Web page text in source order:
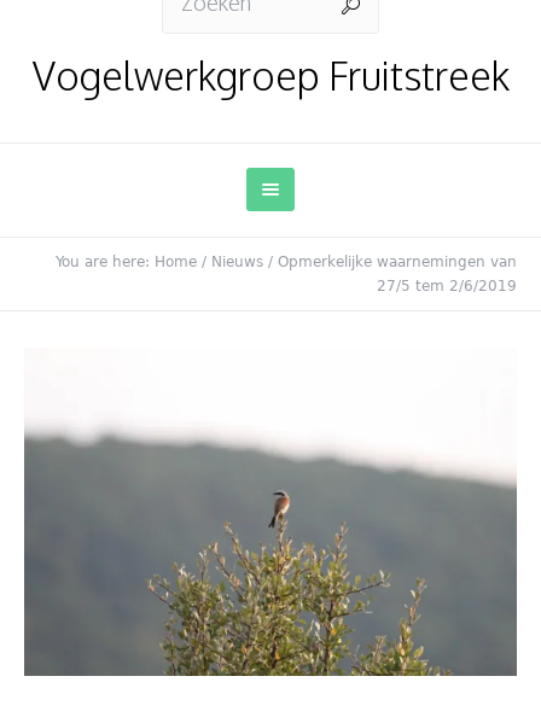
Vogelwerkgroep Fruitstreek
You are here: Home / Nieuws / Opmerkelijke waarnemingen van
27/5 tem 2/6/2019